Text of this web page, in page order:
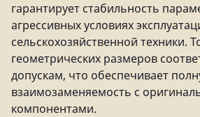
гарантирует стабильность
агрессивных условиях
сельскохозяйственной техники.
геометрических размеров
допускам, что обеспечивает
взаимозаменяемость с
компонентами.